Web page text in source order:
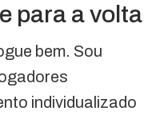
para a volta
bem. Sou
individualizado